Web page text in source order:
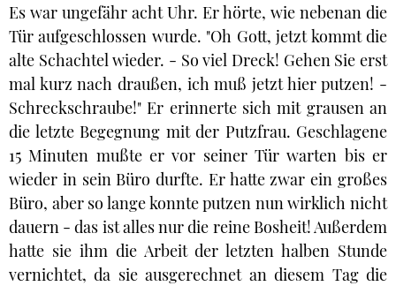
Es war ungefähr acht Uhr. Er hörte, wie nebenan die
Tür aufgeschlossen wurde. "Oh Gott, jetzt kommt die
alte Schachtel wieder. - So viel Dreck! Gehen Sie erst
mal kurz nach draußen, ich muß jetzt hier putzen! -
Schreckschraube!" Er erinnerte sich mit grausen an
die letzte Begegnung mit der Putzfrau. Geschlagene
15 Minuten mußte er vor seiner Tür warten bis er
wieder in sein Büro durfte. Er hatte zwar ein großes
Büro, aber so lange konnte putzen nun wirklich nicht
dauern - das ist alles nur die reine Bosheit! Außerdem
hatte sie ihm die Arbeit der letzten halben Stunde
vernichtet, da sie ausgerechnet an diesem Tag die